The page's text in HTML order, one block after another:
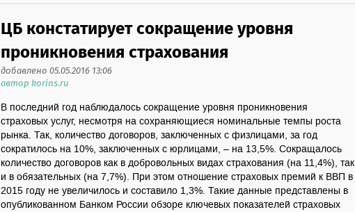
ЦБ констатирует сокращение уровня
проникновения страхования
добавлено 05.05.2016 13:06
автор korins.ru
В последний год наблюдалось сокращение уровня проникновения
страховых услуг, несмотря на сохраняющиеся номинальные темпы роста
рынка. Так, количество договоров, заключенных с физлицами, за год
сократилось на 10%, заключенных с юрлицами, – на 13,5%. Сокращалось
количество договоров как в добровольных видах страхования (на 11,4%), так
и в обязательных (на 7,7%). При этом отношение страховых премий к ВВП в
2015 году не увеличилось и составило 1,3%. Такие данные представлены в
опубликованном Банком России обзоре ключевых показателей страховых